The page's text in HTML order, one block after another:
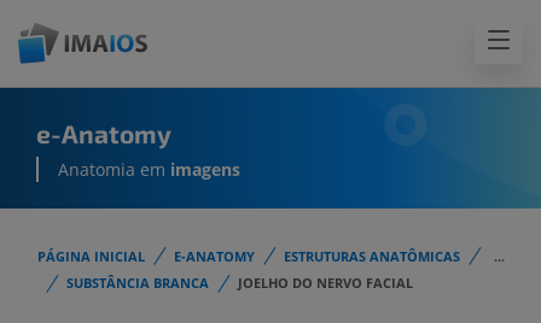
e-Anatomy
Anatomia em imagens
PÁGINA INICIAL E-ANATOMY ESTRUTURAS ANATÔMICAS
...
SUBSTÂNCIA BRANCA
JOELHO DO NERVO FACIAL